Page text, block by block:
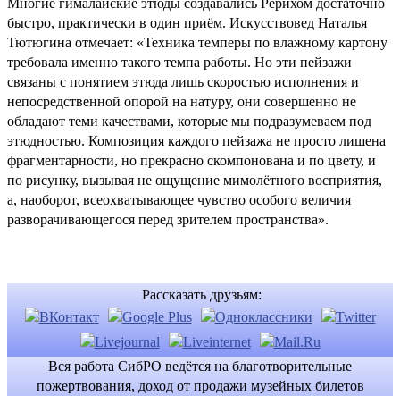
Многие гималайские этюды создавались Рерихом достаточно
быстро, практически в один приём. Искусствовед Наталья
Тютюгина отмечает: «Техника темперы по влажному картону
требовала именно такого темпа работы. Но эти пейзажи
связаны с понятием этюда лишь скоростью исполнения и
непосредственной опорой на натуру, они совершенно не
обладают теми качествами, которые мы подразумеваем под
этюдностью. Композиция каждого пейзажа не просто лишена
фрагментарности, но прекрасно скомпонована и по цвету, и
по рисунку, вызывая не ощущение мимолётного восприятия,
а, наоборот, всеохватывающее чувство особого величия
разворачивающегося перед зрителем пространства».
Рассказать друзьям:
Вся работа СибРО ведётся на благотворительные
пожертвования, доход от продажи музейных билетов